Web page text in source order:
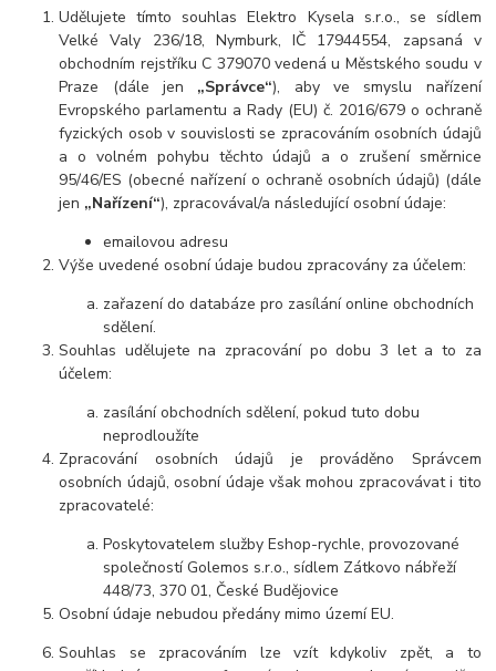
Udělujete tímto souhlas Elektro Kysela s.r.o., se sídlem
Velké Valy 236/18, Nymburk, IČ 17944554, zapsaná v
obchodním rejstříku C 379070 vedená u Městského soudu v
Praze (dále jen „Správce“), aby ve smyslu nařízení
Evropského parlamentu a Rady (EU) č. 2016/679 o ochraně
fyzických osob v souvislosti se zpracováním osobních údajů
a o volném pohybu těchto údajů a o zrušení směrnice
95/46/ES (obecné nařízení o ochraně osobních údajů) (dále
jen „Nařízení“), zpracovával/a následující osobní údaje:
emailovou adresu
Výše uvedené osobní údaje budou zpracovány za účelem:
zařazení do databáze pro zasílání online obchodních
sdělení.
Souhlas udělujete na zpracování po dobu 3 let a to za
účelem:
zasílání obchodních sdělení, pokud tuto dobu
neprodloužíte
Zpracování osobních údajů je prováděno Správcem
osobních údajů, osobní údaje však mohou zpracovávat i tito
zpracovatelé:
Poskytovatelem služby Eshop-rychle, provozované
společností Golemos s.r.o., sídlem Zátkovo nábřeží
448/73, 370 01, České Budějovice
Osobní údaje nebudou předány mimo území EU.
Souhlas se zpracováním lze vzít kdykoliv zpět, a to